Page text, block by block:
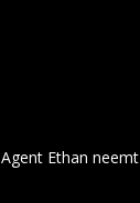
Agent Ethan